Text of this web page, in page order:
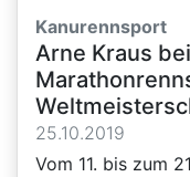
Kanurennsport
Arne Kraus
25.10.2019
Vom 11. bis zum